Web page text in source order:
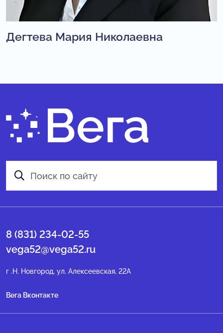
Дегтева Мария Николаевна
8 (831) 234-02-55
vega52@vega52.ru
г .Н. Новгород, ул. Алексеевская, 22А
Вега Вконтакте